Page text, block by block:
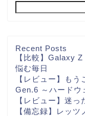
Recent Posts
【比較】Galaxy
悩む毎日
【レビュー】も
Gen.6 ～ハードウ
【レビュー】迷っ
【備忘録】レッ